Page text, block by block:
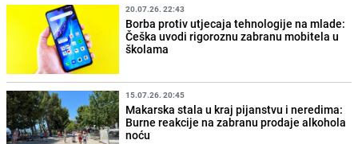
20.07.26. 22:43
Borba protiv utjecaja tehnologije na mlade:
Češka uvodi rigoroznu zabranu mobitela u
školama
15.07.26. 20:45
Makarska stala u kraj pijanstvu i neredima:
Burne reakcije na zabranu prodaje alkohola
noću